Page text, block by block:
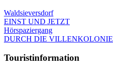
Waldsieversdorf
EINST UND JETZT
Hörspaziergang
DURCH DIE VILLENKOLONIE
Touristinformation